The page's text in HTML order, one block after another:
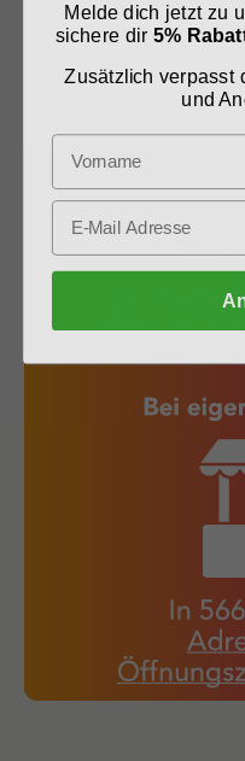
Rindenmulch lose, grob, 20
40 mm, 1.000 l
Liter)
Melde dich jetzt zu
sichere dir 5%
Zusätzlich verpasst
und